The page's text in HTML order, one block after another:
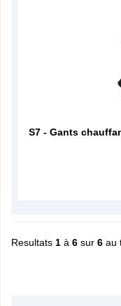
S7 - Gants
Resultats 1 à 6 sur 6 au